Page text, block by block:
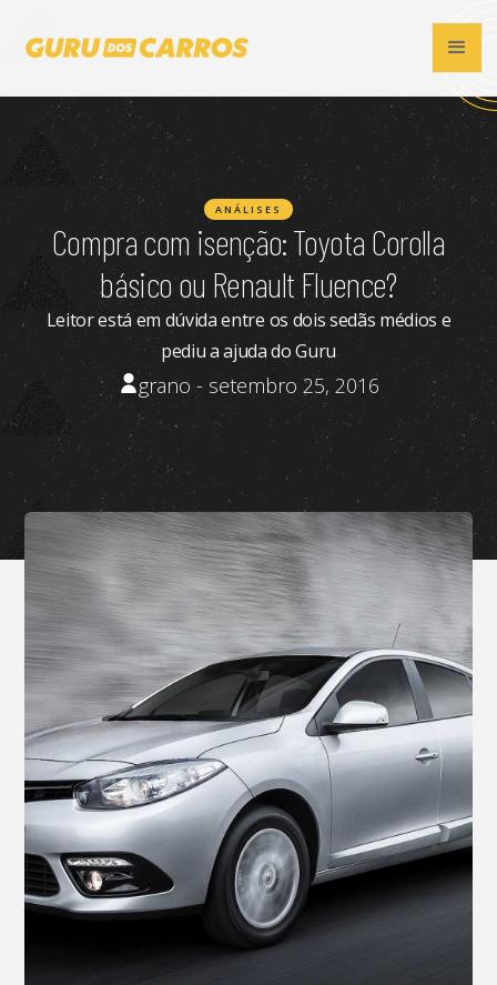
ANÁLISES
Compra com isenção: Toyota Corolla
básico ou Renault Fluence?
Leitor está em dúvida entre os dois sedãs médios e
pediu a ajuda do Guru
grano - setembro 25, 2016